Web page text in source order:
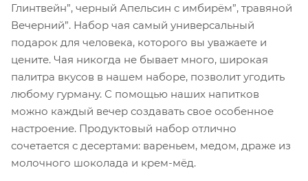
Глинтвейн”, черный Апельсин с имбирём”, травяной
Вечерний”. Набор чая самый универсальный
подарок для человека, которого вы уважаете и
цените. Чая никогда не бывает много, широкая
палитра вкусов в нашем наборе, позволит угодить
любому гурману. С помощью наших напитков
можно каждый вечер создавать свое особенное
настроение. Продуктовый набор отлично
сочетается с десертами: вареньем, медом, драже из
молочного шоколада и крем-мёд.